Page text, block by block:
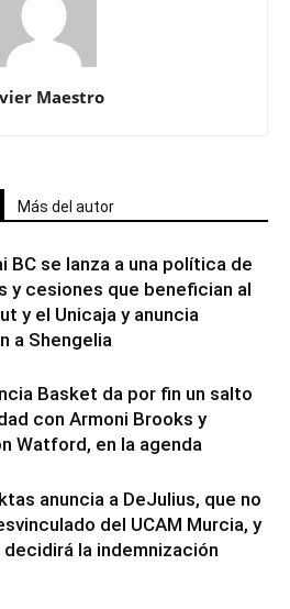
Maestro
Más del autor
BC se lanza a una política de
y cesiones que benefician al
y el Unicaja y anuncia
a Shengelia
Basket da por fin un salto
con Armoni Brooks y
Watford, en la agenda
anuncia a DeJulius, que no
del UCAM Murcia, y
decidirá la indemnización